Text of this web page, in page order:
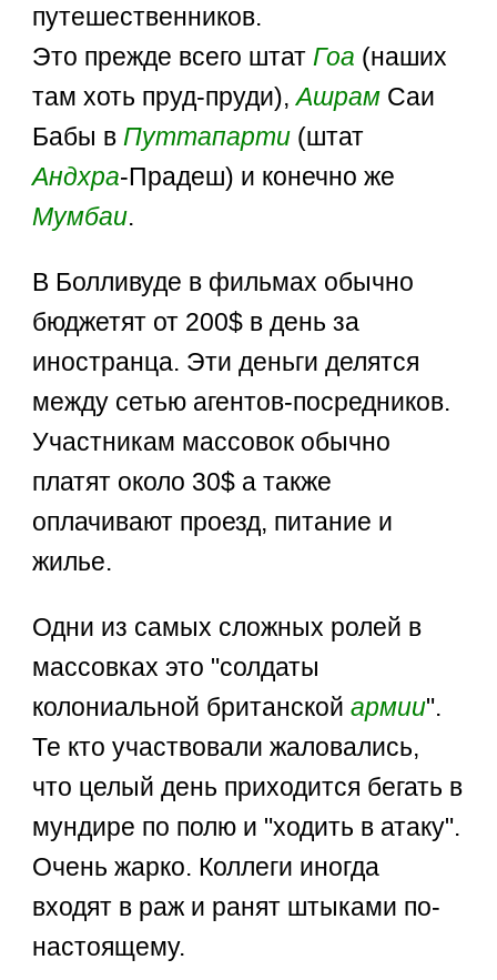
путешественников.
Это прежде всего штат Гоа (наших
там хоть пруд-пруди),Ашрам Саи
Бабы в Путтапарти (штат
Андхра-Прадеш) и конечно же
Мумбаи.
В Болливуде в фильмах обычно
бюджетят от 200$ в день за
иностранца. Эти деньги делятся
между сетью агентов-посредников.
Участникам массовок обычно
платят около 30$ а также
оплачивают проезд, питание и
жилье.
Одни из самых сложных ролей в
массовках это "солдаты
колониальной британскойармии".
Те кто участвовали жаловались,
что целый день приходится бегать в
мундире по полю и "ходить в атаку".
Очень жарко. Коллеги иногда
входят в раж и ранят штыками по-
настоящему.